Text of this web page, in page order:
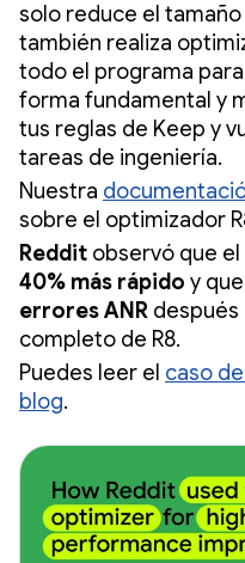
solo reduce el
también realiza
todo el programa
forma fundamental y
tus reglas de Keep y
tareas de ingeniería.
Nuestra
sobre el optimizador
Reddit observó que el
40% más rápido y
errores ANR
completo de R8.
Puedes leer el caso
blog.